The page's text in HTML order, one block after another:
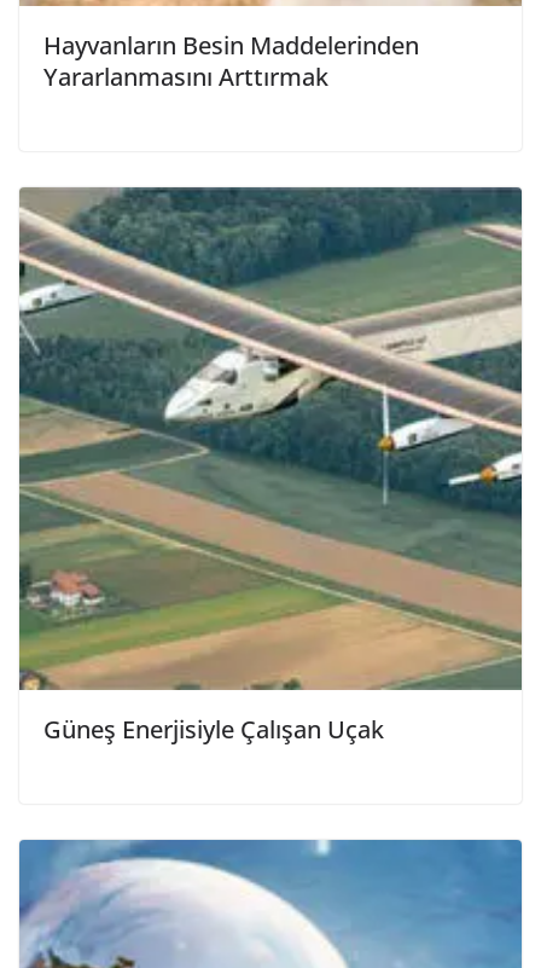
Hayvanların Besin Maddelerinden
Yararlanmasını Arttırmak
Güneş Enerjisiyle Çalışan Uçak